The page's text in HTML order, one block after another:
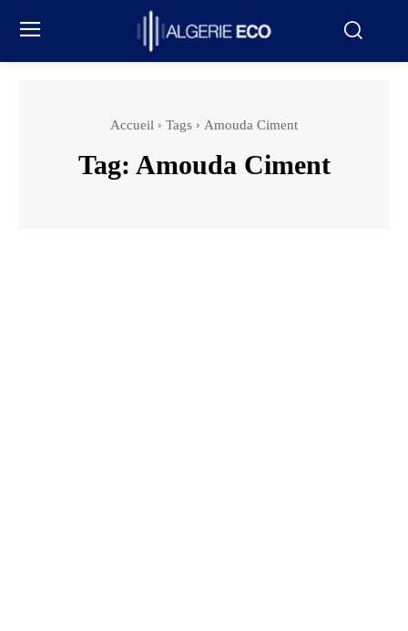
Accueil Tags Amouda Ciment
Tag: Amouda Ciment